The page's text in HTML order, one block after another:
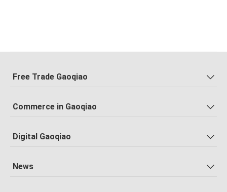
Free Trade Gaoqiao
Commerce in Gaoqiao
Digital Gaoqiao
News